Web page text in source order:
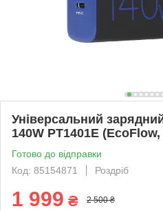
Універсальний
140W PT1401E
Готово до відправки
Код: 85154871
Роздріб
1 999 ₴ 2 500 ₴